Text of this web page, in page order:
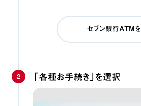
セブン銀行ATM
2 「各種お手続き」を選択